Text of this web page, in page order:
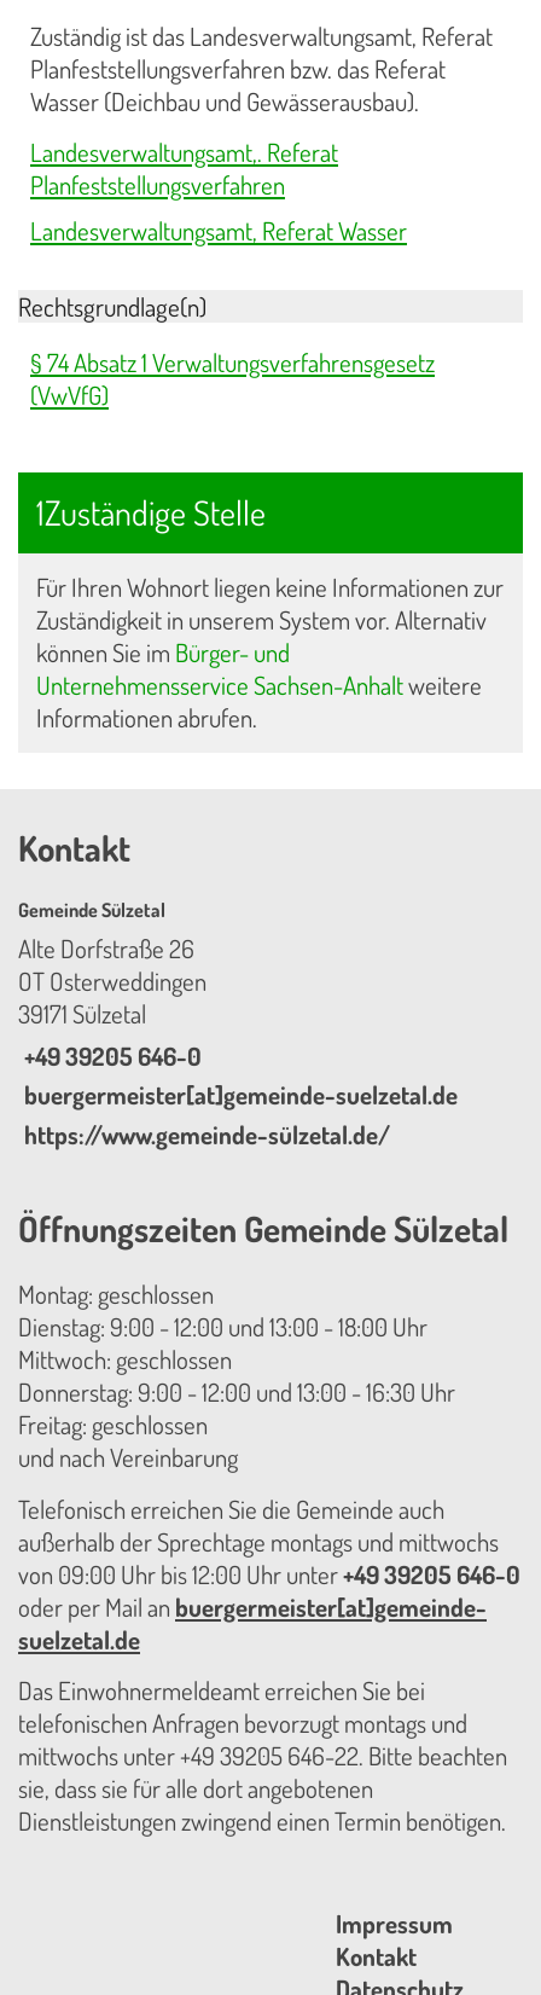
Zuständig ist das Landesverwaltungsamt, Referat
Planfeststellungsverfahren bzw. das Referat
Wasser (Deichbau und Gewässerausbau).
Landesverwaltungsamt,. Referat
Planfeststellungsverfahren
Landesverwaltungsamt, Referat Wasser
Rechtsgrundlage(n)
§ 74 Absatz 1 Verwaltungsverfahrensgesetz
(VwVfG)
1Zuständige Stelle
Für Ihren Wohnort liegen keine Informationen zur
Zuständigkeit in unserem System vor. Alternativ
können Sie im Bürger- und
Unternehmensservice Sachsen-Anhaltweitere
Informationen abrufen.
Kontakt
Gemeinde Sülzetal
Alte Dorfstraße 26
OT Osterweddingen
39171 Sülzetal
+49 39205 646-0
buergermeister[at]gemeinde-suelzetal.de
https://www.gemeinde-sülzetal.de/
Öffnungszeiten Gemeinde Sülzetal
Montag: geschlossen
Dienstag: 9:00 - 12:00 und 13:00 - 18:00 Uhr
Mittwoch: geschlossen
Donnerstag: 9:00 - 12:00 und 13:00 - 16:30 Uhr
Freitag: geschlossen
und nach Vereinbarung
Telefonisch erreichen Sie die Gemeinde auch
außerhalb der Sprechtage montags und mittwochs
von 09:00 Uhr bis 12:00 Uhr unter+49 39205 646-0
oder per Mail an buergermeister[at]gemeinde-
suelzetal.de
Das Einwohnermeldeamt erreichen Sie bei
telefonischen Anfragen bevorzugt montags und
mittwochs unter +49 39205 646-22. Bitte beachten
sie, dass sie für alle dort angebotenen
Dienstleistungen zwingend einen Termin benötigen.
Impressum
Kontakt